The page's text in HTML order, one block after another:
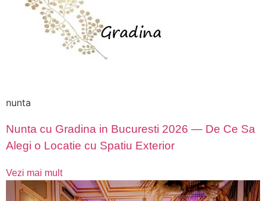
nunta
Nunta cu Gradina in Bucuresti 2026 — De Ce Sa
Alegi o Locatie cu Spatiu Exterior
Vezi mai mult